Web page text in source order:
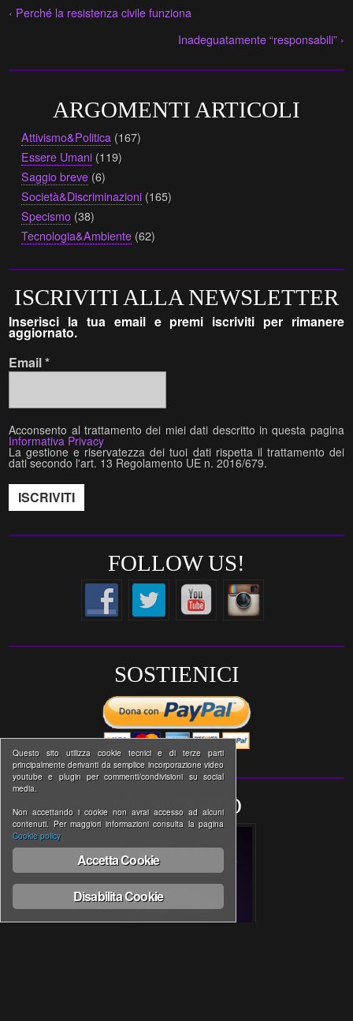
‹ Perché la resistenza civile funziona
Inadeguatamente “responsabili” ›
ARGOMENTI ARTICOLI
Attivismo&Politica (167)
Essere Umani (119)
Saggio breve (6)
Società&Discriminazioni (165)
Specismo (38)
Tecnologia&Ambiente (62)
ISCRIVITI ALLA NEWSLETTER
Inserisci la tua email e premi iscriviti per rimanere
aggiornato.
Email*
Acconsento al trattamento dei miei dati descritto in questa pagina
Informativa Privacy
La gestione e riservatezza dei tuoi dati rispetta il trattamento dei
dati secondo l'art. 13 Regolamento UE n. 2016/679.
FOLLOW US!
SOSTIENICI
MANIFESTO
Questo sito utilizza cookie tecnici e di terze parti
principalmente derivanti da semplice incorporazione video
youtube e plugin per commenti/condivisioni su social
media.
Non accettando i cookie non avrai accesso ad alcuni
contenuti. Per maggiori informazioni consulta la pagina
Cookie policy
Accetta Cookie
Disabilita Cookie